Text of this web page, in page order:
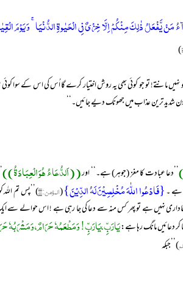
یَّفۡعَلُ ذٰلِکَ مِنۡکُمۡ اِلَّا خِزۡیٌ فِی الۡحَیٰوۃِ الدُّنۡیَا ۚ وَ یَوۡمَ
)
مانتے! تو جو کوئی بھی یہ روش اختیار کرے گا اُس کی اس کے سوا
شدید ترین عذاب میں جھونک دیے جائیں۔‘‘
’’دعا عبادت کا مغز (جوہر) ہے۔‘‘ اور((اَلدُّعَاءُ ھُوَ الْعِبَادَۃُ))
ہے ۔{فَادۡعُوا اللّٰہَ مُخۡلِصِیۡنَ لَہُ الدِّیۡنَ}(المؤمن:۱۴ )’’پس تم
نہیں ہے تو پھر کس منہ سے دعا کی جا رہی ہے ! اس حوالے سے
دعائیں مانگ رہا ہے:یَارَبِّ،یَارَبِّ! وَمَطْعَمُہٗ حَرَامٌ، وَمَشْرَبُہٗ
)’’جبکہ